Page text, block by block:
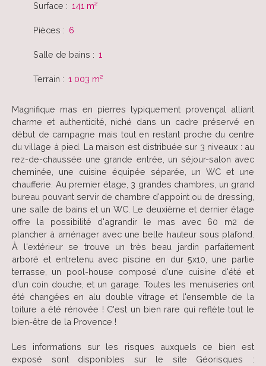
Surface : 141 m²
Pièces : 6
Salle de bains : 1
Terrain : 1 003 m²
Magnifique mas en pierres typiquement provençal alliant
charme et authenticité, niché dans un cadre préservé en
début de campagne mais tout en restant proche du centre
du village à pied. La maison est distribuée sur 3 niveaux : au
rez-de-chaussée une grande entrée, un séjour-salon avec
cheminée, une cuisine équipée séparée, un WC et une
chaufferie. Au premier étage, 3 grandes chambres, un grand
bureau pouvant servir de chambre d'appoint ou de dressing,
une salle de bains et un WC. Le deuxième et dernier étage
offre la possibilité d'agrandir le mas avec 60 m2 de
plancher à aménager avec une belle hauteur sous plafond.
À l'extérieur se trouve un très beau jardin parfaitement
arboré et entretenu avec piscine en dur 5x10, une partie
terrasse, un pool-house composé d'une cuisine d'été et
d'un coin douche, et un garage. Toutes les menuiseries ont
été changées en alu double vitrage et l'ensemble de la
toiture a été rénovée ! C'est un bien rare qui reflète tout le
bien-être de la Provence !
Les informations sur les risques auxquels ce bien est
exposé sont disponibles sur le site Géorisques :